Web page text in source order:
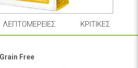
ΛΕΠΤΟΜΈΡΕΙΕΣ ΚΡΙΤΙΚΈΣ
Free